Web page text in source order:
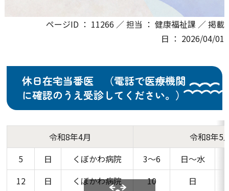
ページID ： 11266 ／ 担当 ： 健康福祉課 ／ 掲載
日 ： 2026/04/01
休日在宅当番医 （電話で医療機関
に確認のうえ受診してください。）
令和8年4月
令和8年5
5
日 くぼかわ病院 3～6 日～水
12
日 くぼかわ病院 10 日